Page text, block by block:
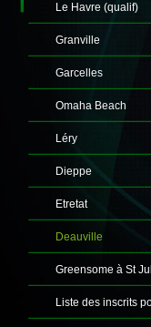
Le Havre (qualif)
Granville
Garcelles
Omaha Beach
Léry
Dieppe
Etretat
Deauville
Greensome à St
Liste des inscrits